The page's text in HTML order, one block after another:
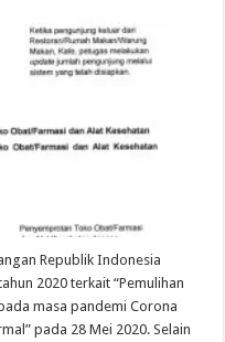
Republik Indonesia
2020 terkait “Pemulihan
masa pandemi Corona
pada 28 Mei 2020. Selain